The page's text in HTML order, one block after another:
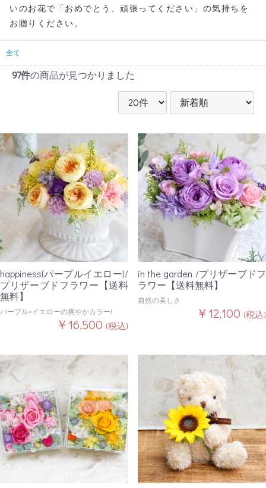
いのお花で「おめでとう、頑張ってください」の気持ちを
お贈りください。
全て
97件の商品が見つかりました
happiness(パープルイエロー)/
プリザーブドフラワー【送料
無料】
パープル×イエローの爽やかカラー!
￥16,500 (税込)
in the garden /プリザーブドフ
ラワー【送料無料】
自然の美しさ
￥12,100 (税込)